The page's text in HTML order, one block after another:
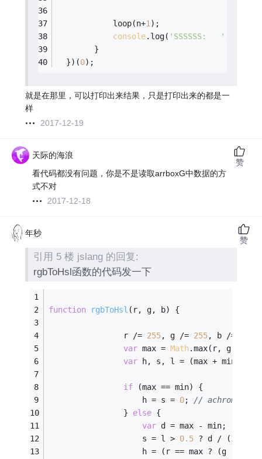
            loop(n+
1);
console.log( 'SSSSSS:   '
        }
  })(
0);
就是在那里，可以打印出来结果，只是打印出来的都是一
样
2017-12-19
天际的海浪
看代码都没有问题，你是不是读取arrboxG中数据的方
式不对
2017-12-18
赞
年秒
引用 5 楼 jslang 的回复:
rgbToHsl函数的代码发一下
function rgbToHsl ( r, g, b) {
                r /=
255, g /= 255, b /=
var max = Math.max(r, g, b),
var h, s, l = (max + min) /
if (max == min) {
                    h = s =
0; // achromatic
                }
else {
var d = max - min;
                    s = l >
0.5 ? d / (2
h = (r == max ? (g - b)
赞